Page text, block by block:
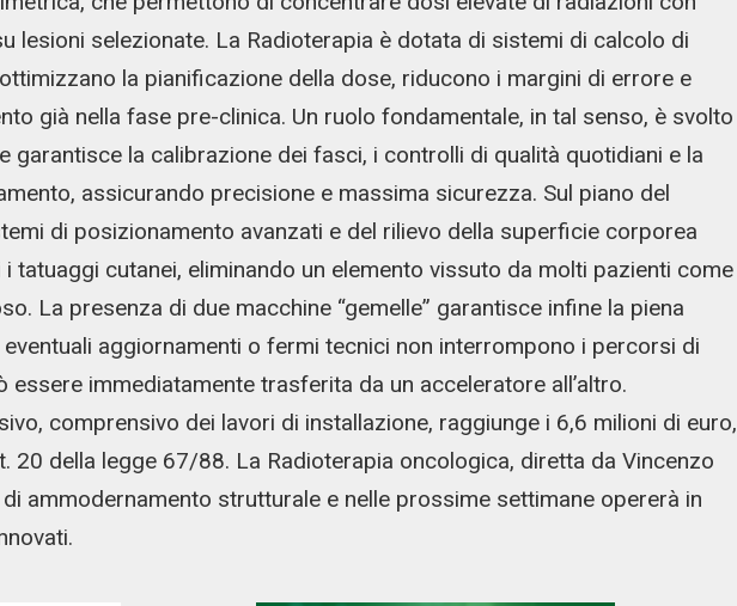
lesioni selezionate. La Radioterapia è dotata di sistemi di calcolo di
la pianificazione della dose, riducono i margini di errore e
già nella fase pre-clinica. Un ruolo fondamentale, in tal senso, è svolto
garantisce la calibrazione dei fasci, i controlli di qualità quotidiani e la
assicurando precisione e massima sicurezza. Sul piano del
di posizionamento avanzati e del rilievo della superficie corporea
tatuaggi cutanei, eliminando un elemento vissuto da molti pazienti come
La presenza di due macchine “gemelle” garantisce infine la piena
aggiornamenti o fermi tecnici non interrompono i percorsi di
essere immediatamente trasferita da un acceleratore all’altro.
comprensivo dei lavori di installazione, raggiunge i 6,6 milioni di euro,
20 della legge 67/88. La Radioterapia oncologica, diretta da Vincenzo
ammodernamento strutturale e nelle prossime settimane opererà in